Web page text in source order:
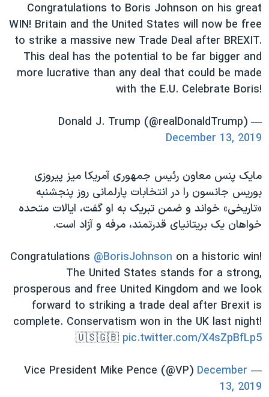
همایش محافظه‌کاران آمریکا «سی‌پک»
صفحه‌های ویژه
سفر پرزیدنت ترامپ به چین
Congratulations to Boris Johnson on his great
WIN! Britain and the United States will now be free
to strike a massive new Trade Deal after BREXIT.
This deal has the potential to be far bigger and
more lucrative than any deal that could be made
with the E.U. Celebrate Boris!
— Donald J. Trump (@realDonaldTrump)
December 13, 2019
مایک پنس معاون رئیس جمهوری آمریکا میز پیروزی
بوریس جانسون را در انتخابات پارلمانی روز پنجشنبه
«تاریخی» خواند و ضمن تبریک به او گفت، ایالات متحده
خواهان یک بریتانیای قدرتمند، مرفه و آزاد است.
Congratulations @BorisJohnson on a historic win!
The United States stands for a strong,
prosperous and free United Kingdom and we look
forward to striking a trade deal after Brexit is
complete. Conservatism won in the UK last night!
🇺🇸🇬🇧 pic.twitter.com/X4sZpBfLp5
— Vice President Mike Pence (@VP)
December
13, 2019